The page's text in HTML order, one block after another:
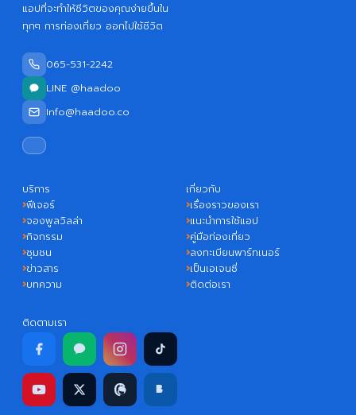
แอปที่จะทำให้ชีวิตของคุณง่ายขึ้นใน
ทุกๆ การท่องเที่ยว ออกไปใช้ชีวิต
065-531-2242
LINE @haadoo
Info@haadoo.co
บริการ
ฟีเจอร์
จองพูลวิลล่า
กิจกรรม
ชุมชน
ข่าวสาร
บทความ
เกี่ยวกับ
เรื่องราวของเรา
แนะนำการใช้แอป
คู่มือท่องเที่ยว
ลงทะเบียนพาร์ทเนอร์
เป็นเอเจนซี่
ติดต่อเรา
ติดตามเรา